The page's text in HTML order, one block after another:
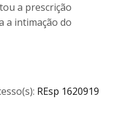
a prescrição
a intimação do
REsp 1620919